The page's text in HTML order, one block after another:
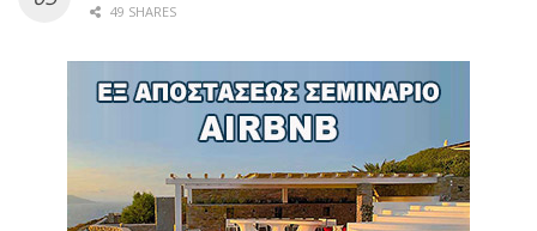
49 SHARES